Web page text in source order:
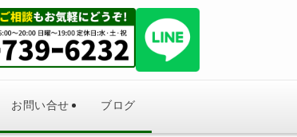
お問い合せ ブログ